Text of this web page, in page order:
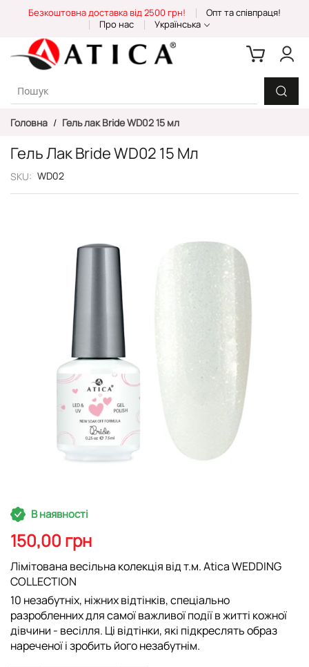
Content
Безкоштовна доставка від 2500 грн!
Опт та співпраця!
Про нас
Українська
Головна Гель лак Bride WD02 15 мл
Гель Лак Bride WD02 15 Мл
SKU WD02
Перейти
до
початку
галереї
зображень
В наявності
150,00 грн
Лімітована весільна колекція від т.м. Atica WEDDING
COLLECTION
10 незабутніх, ніжних відтінків, спеціально
разробленних для самої важливої події в житті кожної
дівчини - весілля. Ці відтінки, які підкреслять образ
нареченої і зробить його незабутнім.